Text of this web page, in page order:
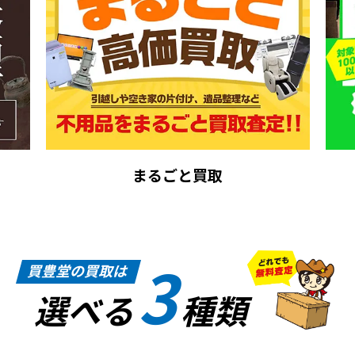
まるごと買取
買豊堂の買取は
選べる3種類